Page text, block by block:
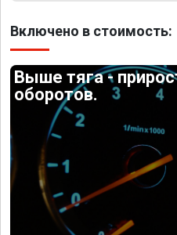
Включено в стоимость:
Выше тяга -
оборотов.